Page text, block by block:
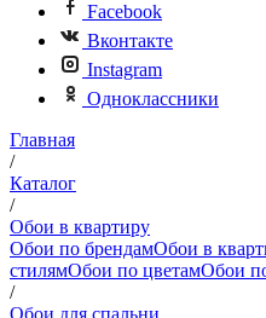
Facebook
Вконтакте
Instagram
Одноклассники
Главная
/
Каталог
/
Обои в квартиру
Обои по брендамОбои в
стилямОбои по цветамОбои
/